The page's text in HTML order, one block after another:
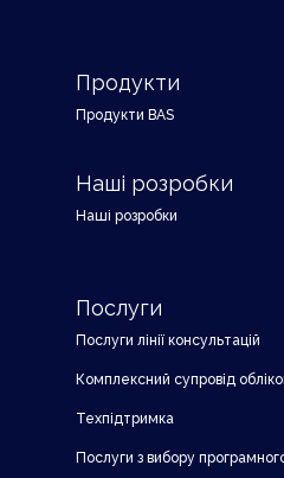
Продукти
Продукти BAS
Наші розробки
Наші розробки
Послуги
Послуги лінії консультацій
Комплексний супровід
Техпідтримка
Послуги з вибору